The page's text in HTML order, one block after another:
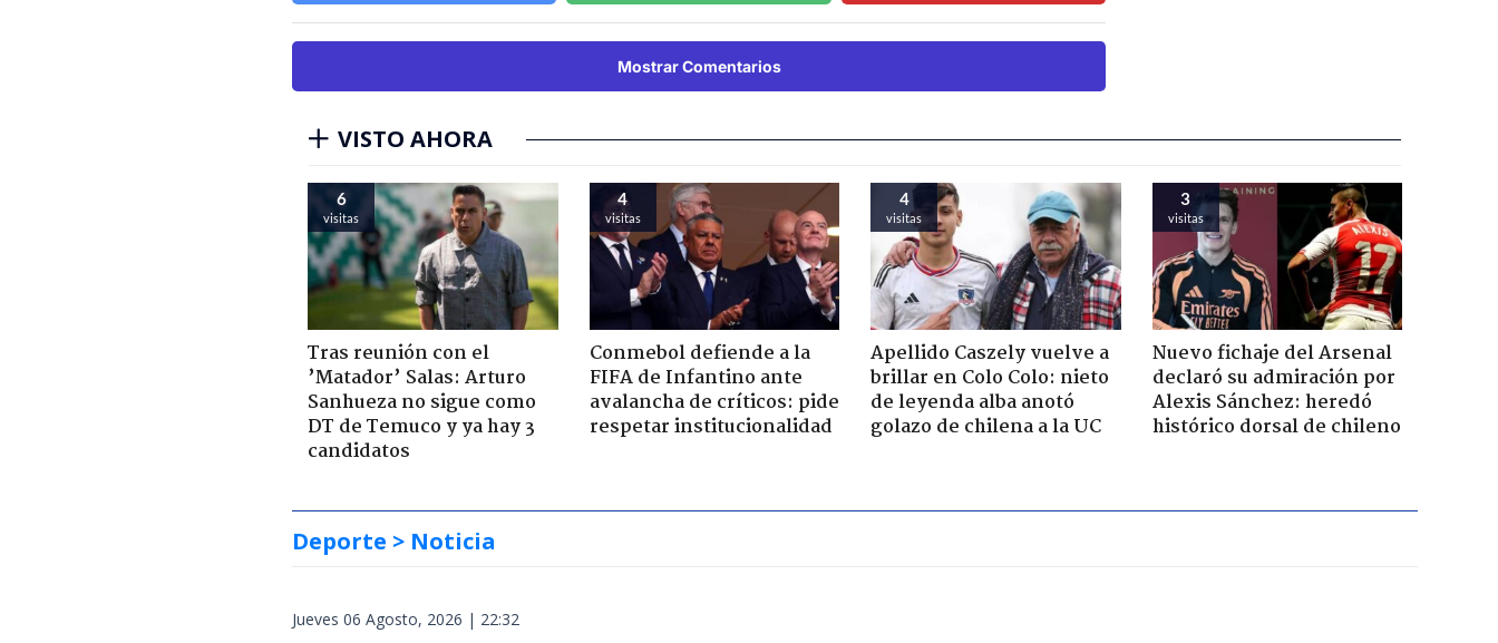
Mostrar Comentarios
VISTO AHORA
6
visitas
Tras reunión con el
’Matador’ Salas: Arturo
Sanhueza no sigue como
DT de Temuco y ya hay 3
candidatos
4
visitas
Conmebol defiende a la
FIFA de Infantino ante
avalancha de críticos: pide
respetar institucionalidad
4
visitas
Apellido Caszely vuelve a
brillar en Colo Colo: nieto
de leyenda alba anotó
golazo de chilena a la UC
3
visitas
Nuevo fichaje del Arsenal
declaró su admiración por
Alexis Sánchez: heredó
histórico dorsal de chileno
Deporte > Noticia
Jueves 06 Agosto, 2026 | 22:32